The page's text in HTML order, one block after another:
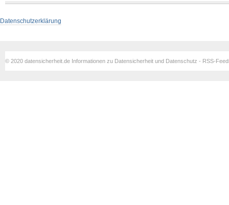
Datenschutzerklärung
© 2020 datensicherheit.de Informationen zu Datensicherheit und Datenschutz - RSS-